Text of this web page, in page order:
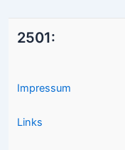
2501:
Impressum
Links